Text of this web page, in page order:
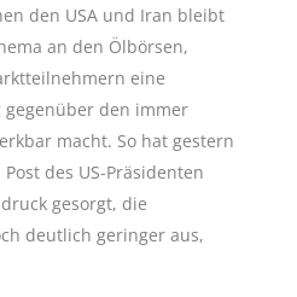
den USA und Iran bleibt
an den Ölbörsen,
eine
den immer
macht. So hat gestern
des US-Präsidenten
gesorgt, die
deutlich geringer aus,